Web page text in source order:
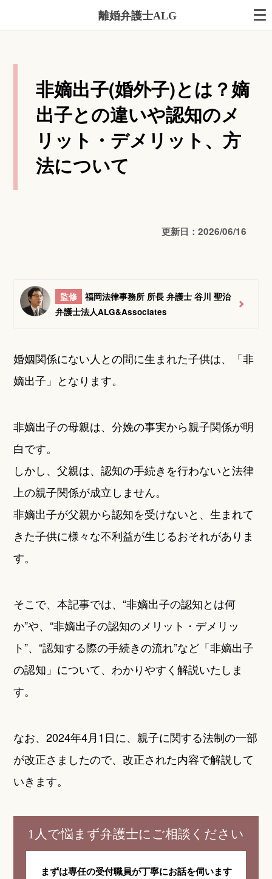
離婚弁護士ALG
非嫡出子(婚外子)とは？嫡
出子との違いや認知のメ
リット・デメリット、方
法について
更新日：2026/06/16
監修
福岡法律事務所 所長 弁護士 谷川 聖治
弁護士法人ALG&Associates
婚姻関係にない人との間に生まれた子供は、「非
嫡出子」となります。
非嫡出子の母親は、分娩の事実から親子関係が明
白です。
しかし、父親は、認知の手続きを行わないと法律
上の親子関係が成立しません。
非嫡出子が父親から認知を受けないと、生まれて
きた子供に様々な不利益が生じるおそれがありま
す。
そこで、本記事では、“非嫡出子の認知とは何
か”や、“非嫡出子の認知のメリット・デメリッ
ト”、“認知する際の手続きの流れ”など「非嫡出子
の認知」について、わかりやすく解説いたしま
す。
なお、2024年4月1日に、親子に関する法制の一部
が改正さましたので、改正された内容で解説して
いきます。
1人で悩まず弁護士にご相談ください
まずは専任の受付職員が丁寧にお話を伺います